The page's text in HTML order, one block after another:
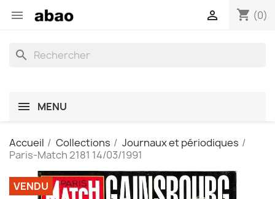
 shopping_cart (0)

search
MENU
Accueil Collections
Journaux et périodiques
Paris-Match 2181 14/03/1991
VENDU